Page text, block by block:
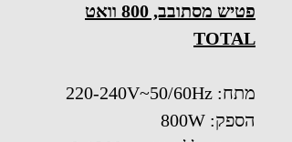
פטיש מסתובב, 800 וואט
TOTAL
מתח: 220-240V~50/60Hz
הספק: 800W